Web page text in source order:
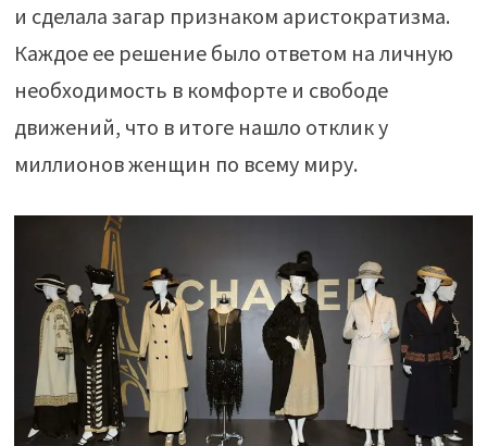
и сделала загар признаком аристократизма.
Каждое ее решение было ответом на личную
необходимость в комфорте и свободе
движений, что в итоге нашло отклик у
миллионов женщин по всему миру.